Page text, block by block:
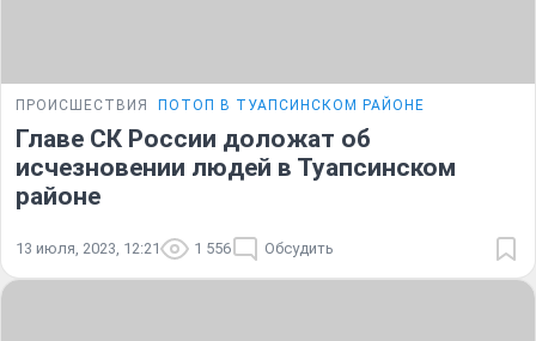
ПРОИСШЕСТВИЯ ПОТОП В ТУАПСИНСКОМ РАЙОНЕ
Главе СК России доложат об
исчезновении людей в Туапсинском
районе
13 июля, 2023, 12:21 1 556 Обсудить